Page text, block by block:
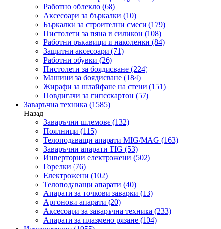
Работно облекло (68)
Аксесоари за бъркалки (10)
Бъркалки за строителни смеси (179)
Пистолети за пяна и силикон (108)
Работни ръкавици и наколенки (84)
Защитни аксесоари (71)
Работни обувки (26)
Пистолети за боядисване (224)
Машини за боядисване (184)
Жирафи за шлайфане на стени (151)
Повдигачи за гипсокартон (57)
Заваръчна техника (1585)
Назад
Заваръчни шлемове (132)
Поялници (115)
Телоподаващи апарати MIG/MAG (163)
Заваръчни апарати TIG (53)
Инверторни електрожени (502)
Горелки (76)
Електрожени (102)
Телоподаващи апарати (40)
Апарати за точкови заварки (13)
Аргонови апарати (20)
Аксесоари за заваръчна техника (233)
Апарати за плазмено рязане (104)